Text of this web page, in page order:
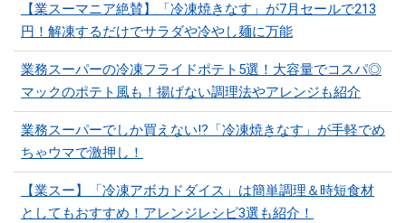
【業スーマニア絶賛】「冷凍焼きなす」が7月セールで213
円！解凍するだけでサラダや冷やし麺に万能
業務スーパーの冷凍フライドポテト5選！大容量でコスパ◎
マックのポテト風も！揚げない調理法やアレンジも紹介
業務スーパーでしか買えない⁉「冷凍焼きなす」が手軽でめ
ちゃウマで激押し！
【業スー】「冷凍アボカドダイス」は簡単調理＆時短食材
としてもおすすめ！アレンジレシピ3選も紹介！